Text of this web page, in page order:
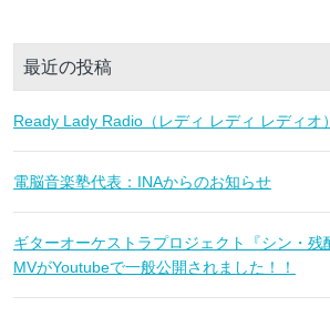
最近の投稿
Ready Lady Radio（レディ レディ レディオ）
電脳音楽塾代表：INAからのお知らせ
ギターオーケストラプロジェクト『シン・残
MVがYoutubeで一般公開されました！！